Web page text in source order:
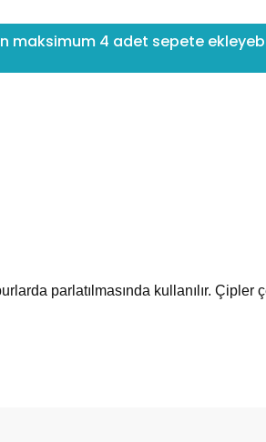
maksimum 4 adet sepete
parlatılmasında kullanılır. Çipler